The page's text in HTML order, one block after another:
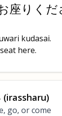
座りくだ
kudasai.
here.
(irassharu)
go, or come